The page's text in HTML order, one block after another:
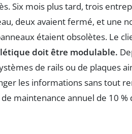
Six mois plus tard, trois
deux avaient fermé, et une
étaient obsolètes. Le
doit être modulable.
de rails ou de plaques
les informations sans tout
maintenance annuel de 10 %